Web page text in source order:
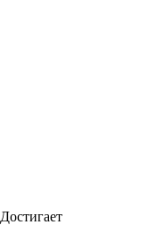
Достигает